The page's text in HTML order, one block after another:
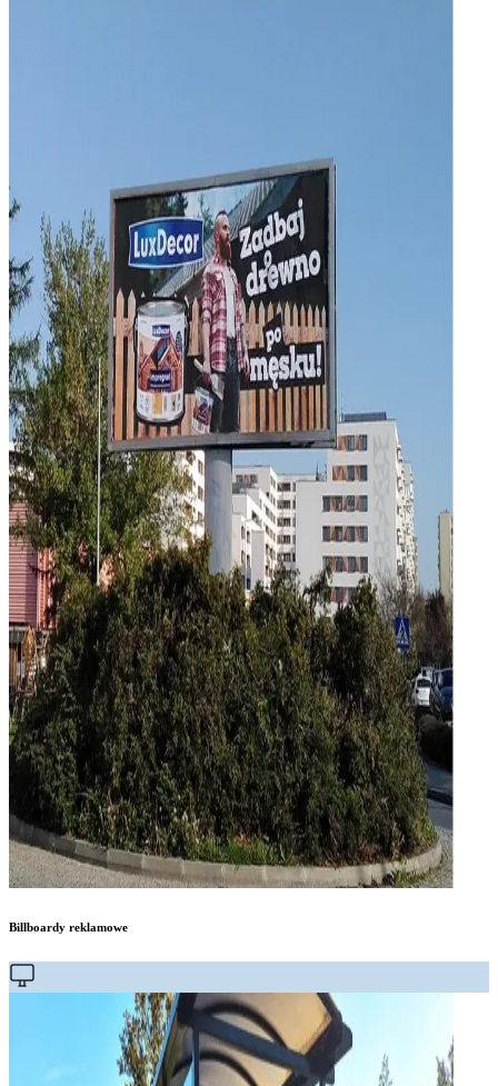
Billboardy reklamowe